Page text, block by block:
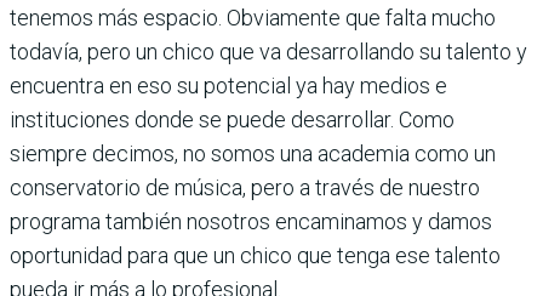
tenemos más espacio. Obviamente que falta mucho
todavía, pero un chico que va desarrollando su talento y
encuentra en eso su potencial ya hay medios e
instituciones donde se puede desarrollar. Como
siempre decimos, no somos una academia como un
conservatorio de música, pero a través de nuestro
programa también nosotros encaminamos y damos
oportunidad para que un chico que tenga ese talento
pueda ir más a lo profesional.